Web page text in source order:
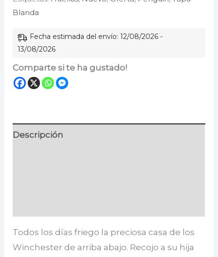
1)
cantidad
Blanda
Fecha estimada del envío: 12/08/2026 -
13/08/2026
Comparte si te ha gustado!
Descripción
Todos los días friego la preciosa casa de los
Winchester de arriba abajo. Recojo a su hija